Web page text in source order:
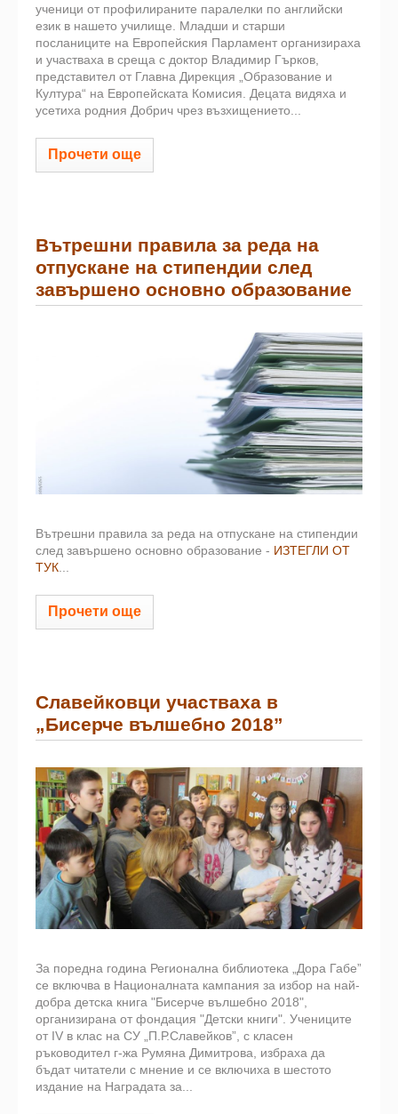
ученици от профилираните паралелки по английски
език в нашето училище. Младши и старши
посланиците на Европейския Парламент организираха
и участваха в среща с доктор Владимир Гърков,
представител от Главна Дирекция „Образование и
Култура“ на Европейската Комисия. Децата видяха и
усетиха родния Добрич чрез възхищението...
Прочети още
Вътрешни правила за реда на
отпускане на стипендии след
завършено основно образование
Вътрешни правила за реда на отпускане на стипендии
след завършено основно образование - ИЗТЕГЛИ ОТ
ТУК
Прочети още
Славейковци участваха в
„Бисерче вълшебно 2018”
За поредна година Регионална библиотека „Дора Габе”
се включва в Националната кампания за избор на най-
добра детска книга "Бисерче вълшебно 2018",
организирана от фондация "Детски книги". Учениците
от IV в клас на СУ „П.Р.Славейков”, с класен
ръководител г-жа Румяна Димитрова, избраха да
бъдат читатели с мнение и се включиха в шестото
издание на Наградата за...